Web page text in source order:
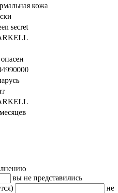
кожа
secret
вы не представились
не